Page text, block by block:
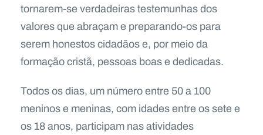
tornarem-se verdadeiras testemunhas dos
valores que abraçam e preparando-os para
serem honestos cidadãos e, por meio da
formação cristã, pessoas boas e dedicadas.
Todos os dias, um número entre 50 a 100
meninos e meninas, com idades entre os sete e
os 18 anos, participam nas atividades